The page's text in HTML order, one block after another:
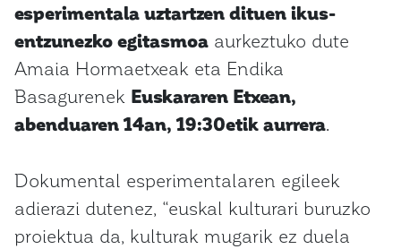
esperimentala uztartzen dituen ikus-
entzunezko egitasmoa aurkeztuko dute
Amaia Hormaetxeak eta Endika
Basagurenek Euskararen Etxean,
abenduaren 14an, 19:30etik aurrera.
Dokumental esperimentalaren egileek
adierazi dutenez, “euskal kulturari buruzko
proiektua da, kulturak mugarik ez duela